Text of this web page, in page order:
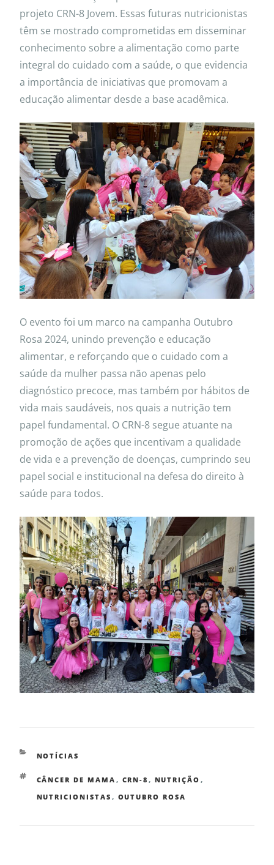
projeto CRN-8 Jovem. Essas futuras nutricionistas
têm se mostrado comprometidas em disseminar
conhecimento sobre a alimentação como parte
integral do cuidado com a saúde, o que evidencia
a importância de iniciativas que promovam a
educação alimentar desde a base acadêmica.
O evento foi um marco na campanha Outubro
Rosa 2024, unindo prevenção e educação
alimentar, e reforçando que o cuidado com a
saúde da mulher passa não apenas pelo
diagnóstico precoce, mas também por hábitos de
vida mais saudáveis, nos quais a nutrição tem
papel fundamental. O CRN-8 segue atuante na
promoção de ações que incentivam a qualidade
de vida e a prevenção de doenças, cumprindo seu
papel social e institucional na defesa do direito à
saúde para todos.
NOTÍCIAS
CÂNCER DE MAMA , CRN-8 , NUTRIÇÃO ,
NUTRICIONISTAS , OUTUBRO ROSA